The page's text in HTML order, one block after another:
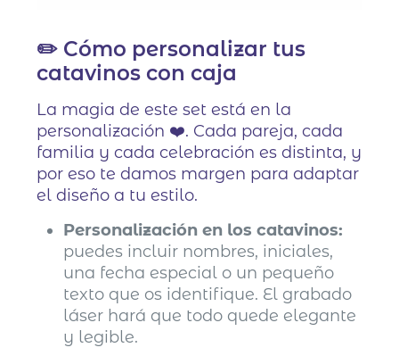
✏️ Cómo personalizar tus
catavinos con caja
La magia de este set está en la
personalización ❤️. Cada pareja, cada
familia y cada celebración es distinta, y
por eso te damos margen para adaptar
el diseño a tu estilo.
Personalización en los catavinos:
puedes incluir nombres, iniciales,
una fecha especial o un pequeño
texto que os identifique. El grabado
láser hará que todo quede elegante
y legible.